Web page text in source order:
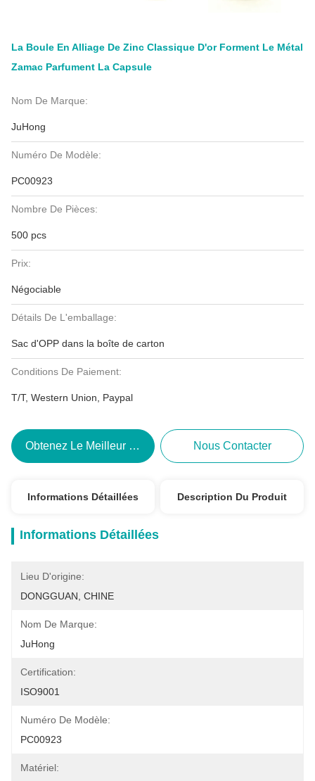
La Boule En Alliage De Zinc Classique D'or Forment Le Métal
Zamac Parfument La Capsule
Nom De Marque:
JuHong
Numéro De Modèle:
PC00923
Nombre De Pièces:
500 pcs
Prix:
Négociable
Détails De L'emballage:
Sac d'OPP dans la boîte de carton
Conditions De Paiement:
T/T, Western Union, Paypal
Obtenez Le Meilleur Prix Nous Contacter
Informations Détaillées Description Du Produit
Informations Détaillées
Lieu D'origine:
DONGGUAN, CHINE
Nom De Marque:
JuHong
Certification:
ISO9001
Numéro De Modèle:
PC00923
Matériel: